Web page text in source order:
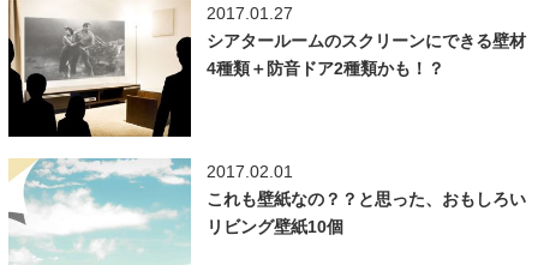
2017.01.27
シアタールームのスクリーンにできる壁材
4種類＋防音ドア2種類かも！？
2017.02.01
これも壁紙なの？？と思った、おもしろい
リビング壁紙10個